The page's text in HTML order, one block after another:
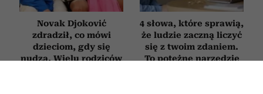
Novak Djoković
zdradził, co mówi
dzieciom, gdy się
nudzą. Wielu rodziców
4 słowa, które sprawią,
że ludzie zaczną liczyć
się z twoim zdaniem.
To potężne narzędzie